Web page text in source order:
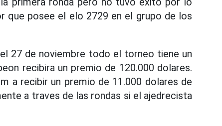
que posee el elo 2729 en el grupo de los
27 de noviembre todo el torneo tiene un
recibira un premio de 120.000 dolares.
a recibir un premio de 11.000 dolares de
a traves de las rondas si el ajedrecista